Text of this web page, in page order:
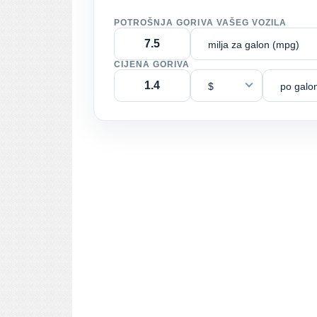
POTROŠNJA GORIVA VAŠEG VOZILA
milja za galon (mpg)
CIJENA GORIVA
$ po